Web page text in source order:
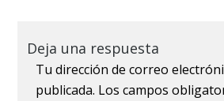
Deja una respuesta
Tu dirección de correo
publicada. Los campos